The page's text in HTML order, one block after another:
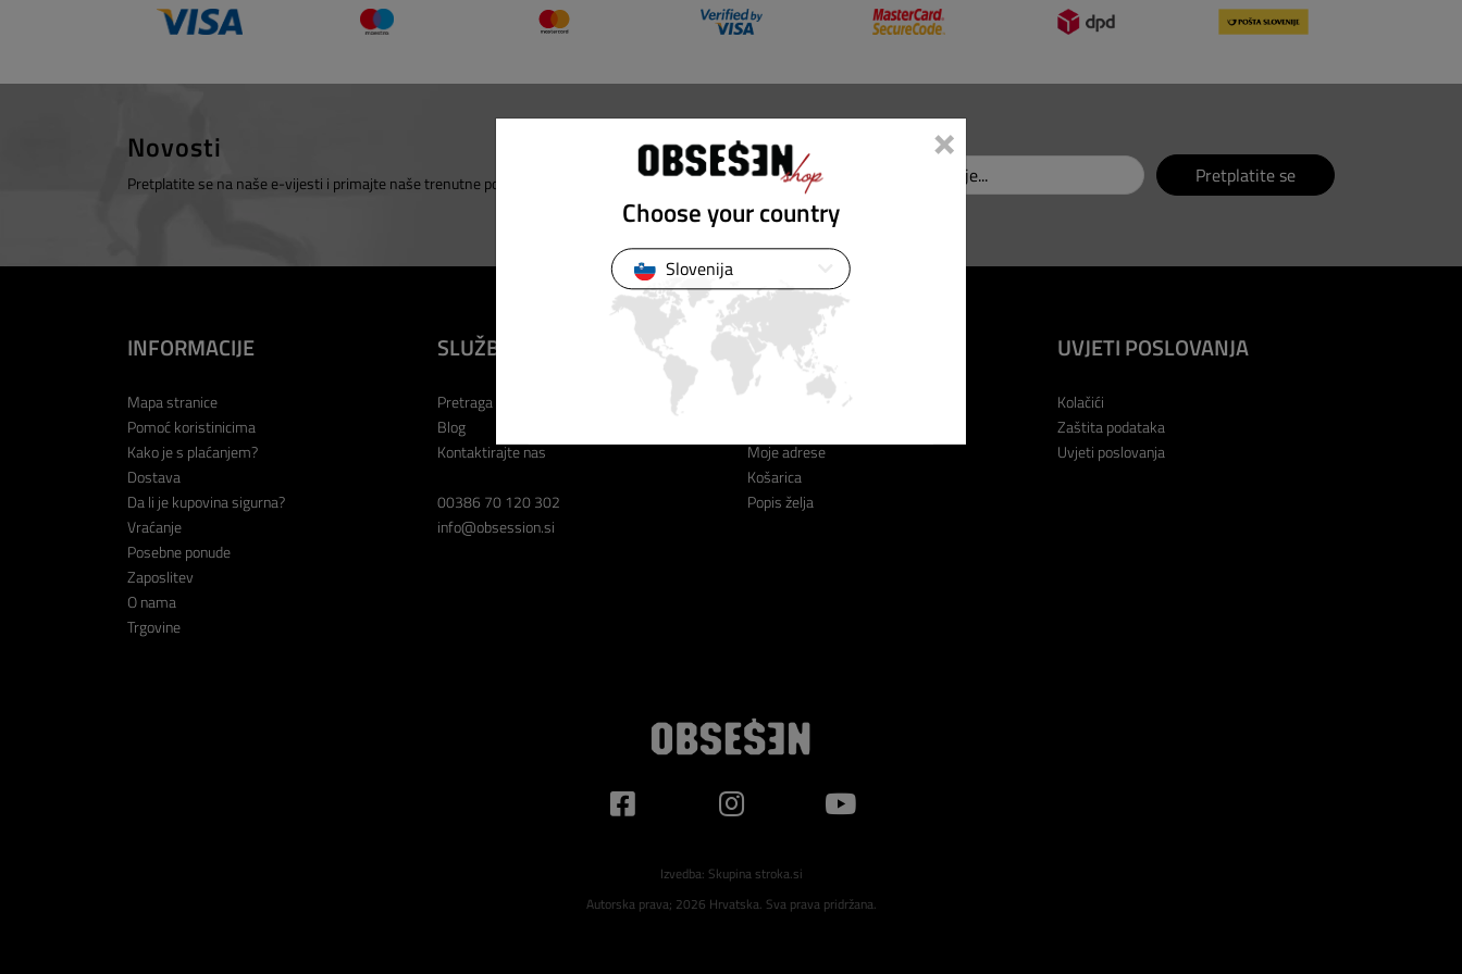
Novosti
Pretplatite se na naše e-vijesti i primajte naše trenutne ponude i popuste! Pretplatite se
INFORMACIJE
Mapa stranice
Pomoć koristinicima
Kako je s plaćanjem?
Dostava
Da li je kupovina sigurna?
Vraćanje
Posebne ponude
Zaposlitev
O nama
Trgovine
SLUŽBA ZA KORISNIKE
Pretraga
Blog
Kontaktirajte nas
00386 70 120 302
info@obsession.si
MOJ RAČUN
Moj račun
Moje adrese
Košarica
Popis želja
UVJETI POSLOVANJA
Kolačići
Zaštita podataka
Uvjeti poslovanja
Izvedba: Skupina stroka.si
Autorska prava; 2026 Hrvatska. Sva prava pridržana.
×
Choose your country
Slovenija